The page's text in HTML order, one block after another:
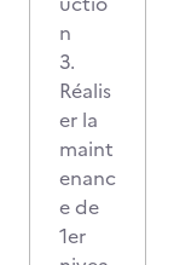
n
3.
Réalis
er la
maint
enanc
e de
1er